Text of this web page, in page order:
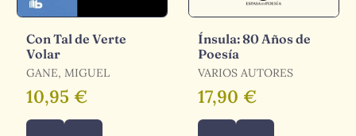
Con Tal de Verte
Volar
GANE, MIGUEL
10,95 €
Ínsula: 80 Años de
Poesía
VARIOS AUTORES
17,90 €